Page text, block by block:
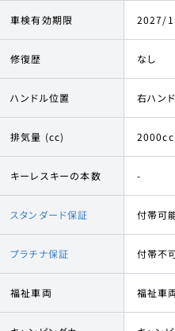
車検有効期限 2027/
修復歴 なし
ハンドル位置 右ハン
排気量 (cc) 2000cc
キーレスキーの本数 -
スタンダード保証 付帯可
プラチナ保証 付帯不
福祉車両 福祉車